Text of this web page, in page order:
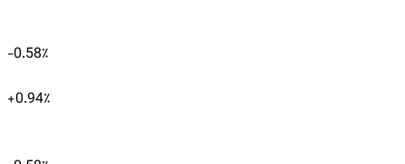
-0.58٪
+0.94٪